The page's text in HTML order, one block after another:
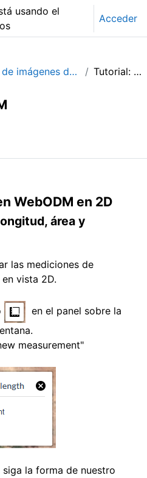
usando el
Acceder
Procesamiento de imágenes de Drones con WebODM Tutorial: WebODM
WebODM en 2D
área y
las mediciones de
vista 2D.
en el panel sobre la
measurement"
la forma de nuestro